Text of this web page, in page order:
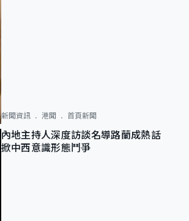
新聞資訊 港聞 首頁新聞
內地主持人深度訪談名導路蘭成熱話
掀中西意識形態鬥爭